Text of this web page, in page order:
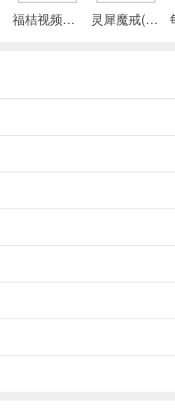
路。
或危机。
种随机动态事件。
福桔视频最新手机版 灵犀魔戒(运动睡眠管家)